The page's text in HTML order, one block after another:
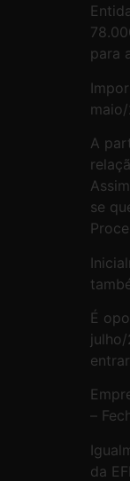
para
A
se
É
–
da